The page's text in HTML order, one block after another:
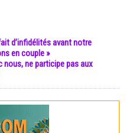
d’infidélités avant notre
en couple »
nous, ne participe pas aux